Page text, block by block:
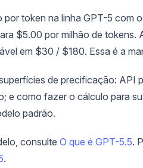
token na linha GPT-5 com
$5.00 por milhão de
em $30 / $180. Essa é a
de precificação: API
e como fazer o cálculo para
padrão.
consulte O que é GPT-5.5.
.